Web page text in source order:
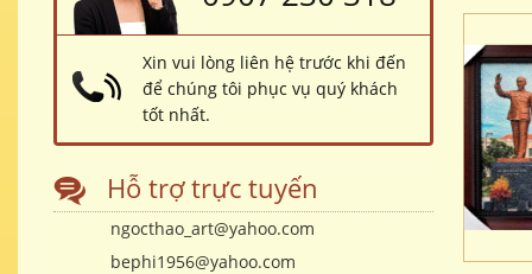
Xin vui lòng liên hệ trước khi đến
để chúng tôi phục vụ quý khách
tốt nhất.
Hỗ trợ trực tuyến
ngocthao_art@yahoo.com
bephi1956@yahoo.com